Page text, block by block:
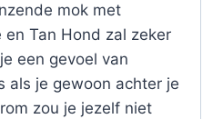
mok met
Tan Hond zal zeker
een gevoel van
als je gewoon achter je
zou je jezelf niet